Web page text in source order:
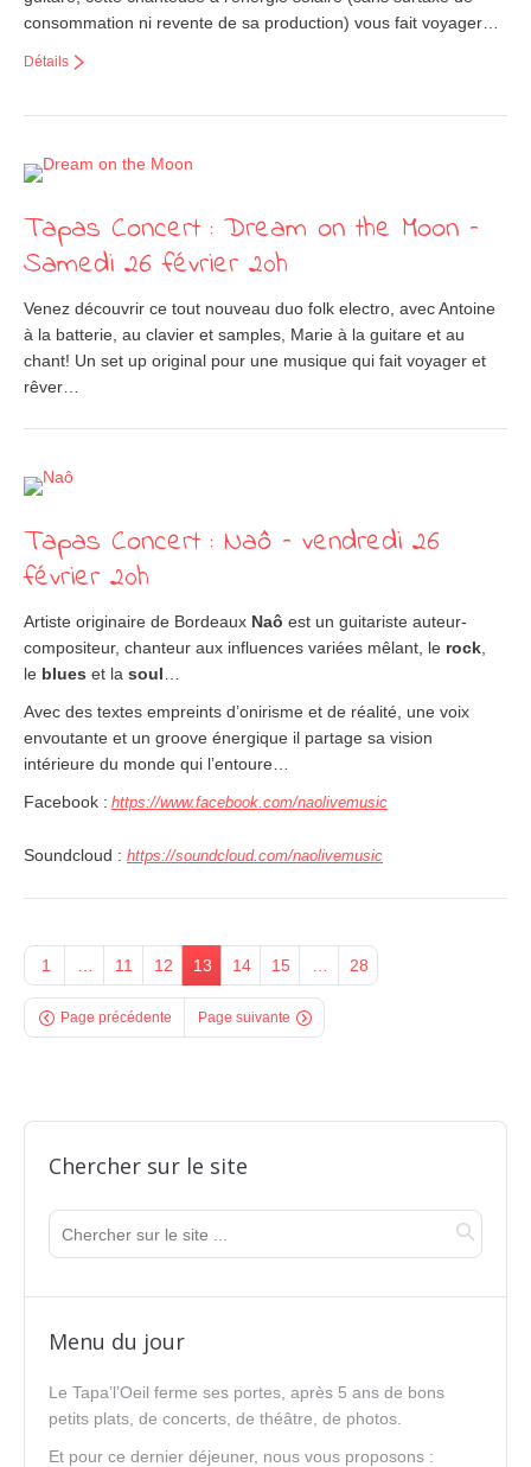
consommation ni revente de sa production) vous fait voyager…
Détails
Tapas Concert : Dream on the Moon –
Samedi 26 février 20h
Venez découvrir ce tout nouveau duo folk electro, avec Antoine
à la batterie, au clavier et samples, Marie à la guitare et au
chant! Un set up original pour une musique qui fait voyager et
rêver…
Tapas Concert : Naô – vendredi 26
février 20h
Artiste originaire de Bordeaux Naô est un guitariste auteur-
compositeur, chanteur aux influences variées mêlant, le rock
le blues et la soul
Avec des textes empreints d’onirisme et de réalité, une voix
envoutante et un groove énergique il partage sa vision
intérieure du monde qui l’entoure…
Facebook : https://www.facebook.com/naolivemusic
Soundcloud : https://soundcloud.com/naolivemusic
1 11 12 13 14 15 28
Page précédente Page suivante
Chercher sur le site
Menu du jour
Le Tapa’l’Oeil ferme ses portes, après 5 ans de bons
petits plats, de concerts, de théâtre, de photos.
Et pour ce dernier déjeuner, nous vous proposons :